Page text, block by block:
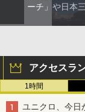
ーチ」や日本
アクセスラ
1時間
ユニクロ、今日